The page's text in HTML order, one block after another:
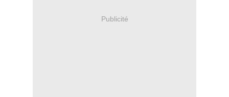
Publicité